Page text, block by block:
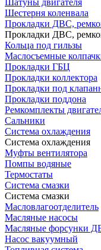
Шатуны двигателя
Шестерня коленвала
Прокладки ДВС,
Прокладки ДВС,
Кольца под гильзы
Маслосъемные
Прокладки ГБЦ
Прокладки коллектора
Прокладки под
Прокладки поддона
Ремкомплекты
Сальники
Система охлаждения
Система охлаждения
Муфты вентилятора
Помпы водяные
Термостаты
Система смазки
Система смазки
Масловлагоотделитель
Масляные насосы
Масляные форсунки
Насос вакуумный